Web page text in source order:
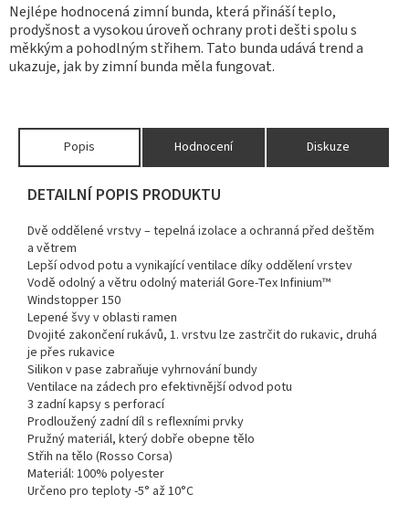
Nejlépe hodnocená zimní bunda, která přináší teplo,
prodyšnost a vysokou úroveň ochrany proti dešti spolu s
měkkým a pohodlným střihem. Tato bunda udává trend a
ukazuje, jak by zimní bunda měla fungovat.
Popis Hodnocení Diskuze
DETAILNÍ POPIS PRODUKTU
Dvě oddělené vrstvy – tepelná izolace a ochranná před deštěm
a větrem
Lepší odvod potu a vynikající ventilace díky oddělení vrstev
Vodě odolný a větru odolný materiál Gore-Tex Infinium™
Windstopper 150
Lepené švy v oblasti ramen
Dvojité zakončení rukávů, 1. vrstvu lze zastrčit do rukavic, druhá
je přes rukavice
Silikon v pase zabraňuje vyhrnování bundy
Ventilace na zádech pro efektivnější odvod potu
3 zadní kapsy s perforací
Prodloužený zadní díl s reflexními prvky
Pružný materiál, který dobře obepne tělo
Střih na tělo (Rosso Corsa)
Materiál: 100% polyester
Určeno pro teploty -5° až 10°C